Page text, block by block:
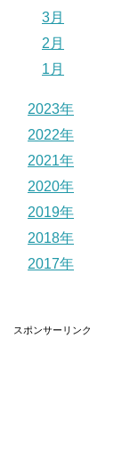
3月
2月
1月
2023年
2022年
2021年
2020年
2019年
2018年
2017年
スポンサーリンク